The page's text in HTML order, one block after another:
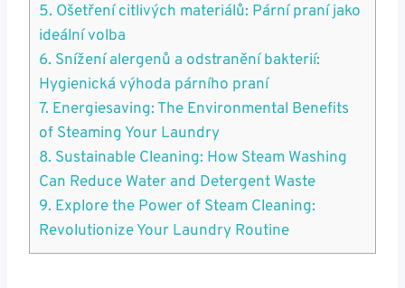
5. Ošetření citlivých materiálů:‌ Pární ⁤praní jako
ideální volba
6. Snížení alergenů a odstranění bakterií:
Hygienická výhoda párního praní
7. Energiesaving: The Environmental Benefits
of Steaming Your Laundry
8. Sustainable‍ Cleaning: ⁣How Steam Washing
Can Reduce Water and ‍Detergent Waste
9. Explore the Power of⁢ Steam Cleaning:
Revolutionize Your Laundry Routine